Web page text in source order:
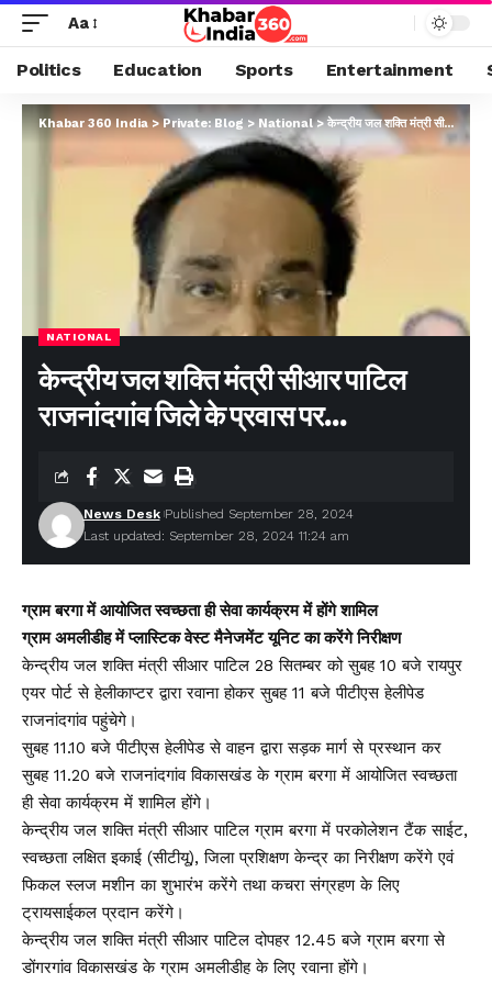
Aa
Politics Education Sports Entertainment
Khabar 360 India>Private: Blog>National>केन्द्रीय जल शक्ति मंत्री सीआर पाटिल राजनांदगांव जिले के प्रवास पर…
NATIONAL
केन्द्रीय जल शक्ति मंत्री सीआर पाटिल
राजनांदगांव जिले के प्रवास पर…
Last updated: September 28, 2024 11:24 am
News Desk Published September 28, 2024
ग्राम बरगा में आयोजित स्वच्छता ही सेवा कार्यक्रम में होंगे शामिल
ग्राम अमलीडीह में प्लास्टिक वेस्ट मैनेजमेंट यूनिट का करेंगे निरीक्षण
केन्द्रीय जल शक्ति मंत्री सीआर पाटिल 28 सितम्बर को सुबह 10 बजे रायपुर
एयर पोर्ट से हेलीकाप्टर द्वारा रवाना होकर सुबह 11 बजे पीटीएस हेलीपेड
राजनांदगांव पहुंचेगे।
सुबह 11.10 बजे पीटीएस हेलीपेड से वाहन द्वारा सड़क मार्ग से प्रस्थान कर
सुबह 11.20 बजे राजनांदगांव विकासखंड के ग्राम बरगा में आयोजित स्वच्छता
ही सेवा कार्यक्रम में शामिल होंगे।
केन्द्रीय जल शक्ति मंत्री सीआर पाटिल ग्राम बरगा में परकोलेशन टैंक साईट,
स्वच्छता लक्षित इकाई (सीटीयू), जिला प्रशिक्षण केन्द्र का निरीक्षण करेंगे एवं
फिकल स्लज मशीन का शुभारंभ करेंगे तथा कचरा संग्रहण के लिए
ट्रायसाईकल प्रदान करेंगे।
केन्द्रीय जल शक्ति मंत्री सीआर पाटिल दोपहर 12.45 बजे ग्राम बरगा से
डोंगरगांव विकासखंड के ग्राम अमलीडीह के लिए रवाना होंगे।